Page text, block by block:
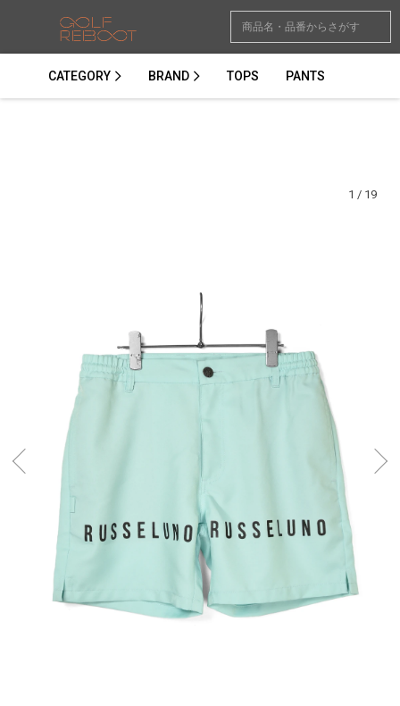
CATEGORY BRAND TOPS PANTS
1 / 19